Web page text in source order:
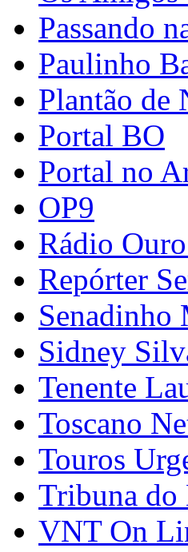
Passando
Paulinho
Plantão de
Portal BO
Portal no
OP9
Rádio
Repórter
Senadinho
Sidney
Tenente
Toscano
Touros
Tribuna do
VNT On